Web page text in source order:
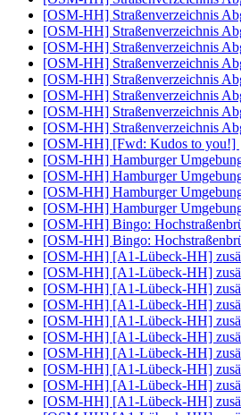
[OSM-HH] Straßenverzeichnis
[OSM-HH] Straßenverzeichnis
[OSM-HH] Straßenverzeichnis
[OSM-HH] Straßenverzeichnis
[OSM-HH] Straßenverzeichnis
[OSM-HH] Straßenverzeichnis
[OSM-HH] Straßenverzeichnis
[OSM-HH] Straßenverzeichnis
[OSM-HH] [Fwd: Kudos to you!]
[OSM-HH] Hamburger
[OSM-HH] Hamburger
[OSM-HH] Hamburger
[OSM-HH] Hamburger
[OSM-HH] Bingo:
[OSM-HH] Bingo:
[OSM-HH] [A1-Lübeck-HH]
[OSM-HH] [A1-Lübeck-HH]
[OSM-HH] [A1-Lübeck-HH]
[OSM-HH] [A1-Lübeck-HH]
[OSM-HH] [A1-Lübeck-HH]
[OSM-HH] [A1-Lübeck-HH]
[OSM-HH] [A1-Lübeck-HH]
[OSM-HH] [A1-Lübeck-HH]
[OSM-HH] [A1-Lübeck-HH]
[OSM-HH] [A1-Lübeck-HH]